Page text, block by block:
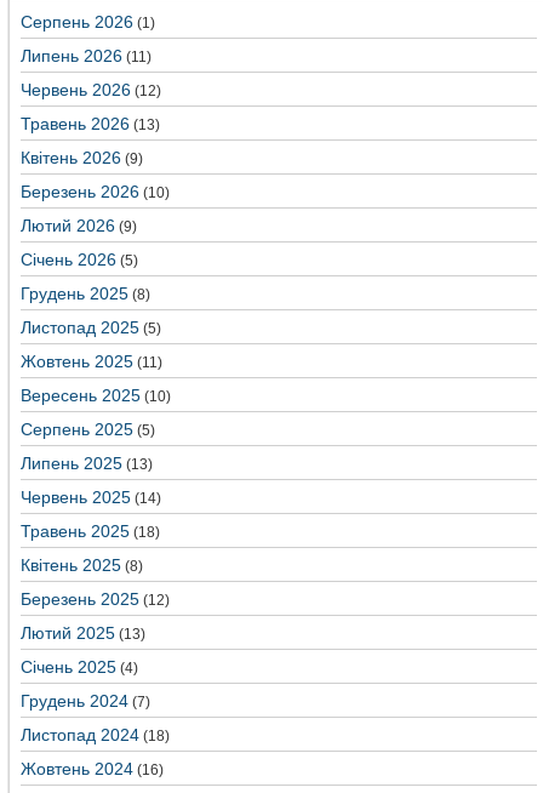
Серпень 2026 (1)
Липень 2026 (11)
Червень 2026 (12)
Травень 2026 (13)
Квітень 2026 (9)
Березень 2026 (10)
Лютий 2026 (9)
Січень 2026 (5)
Грудень 2025 (8)
Листопад 2025 (5)
Жовтень 2025 (11)
Вересень 2025 (10)
Серпень 2025 (5)
Липень 2025 (13)
Червень 2025 (14)
Травень 2025 (18)
Квітень 2025 (8)
Березень 2025 (12)
Лютий 2025 (13)
Січень 2025 (4)
Грудень 2024 (7)
Листопад 2024 (18)
Жовтень 2024 (16)